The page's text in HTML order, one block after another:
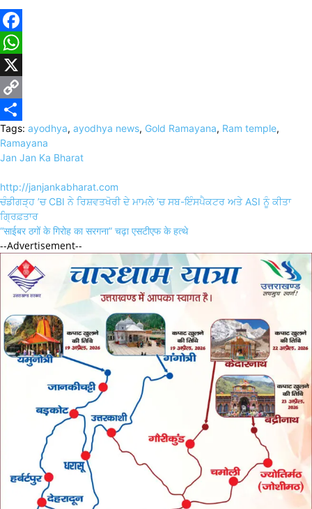
Facebook
WhatsApp
X
Copy
Link
Share
Tags: ayodhya, ayodhya news, Gold Ramayana, Ram temple,
Ramayana
Jan Jan Ka Bharat
http://janjankabharat.com
Post
navigation
ਚੰਡੀਗੜ੍ਹ ’ਚ CBI ਨੇ ਰਿਸ਼ਵਤਖੋਰੀ ਦੇ ਮਾਮਲੇ ’ਚ ਸਬ-ਇੰਸਪੈਕਟਰ ਅਤੇ ASI ਨੂੰ ਕੀਤਾ
ਗ੍ਰਿਫ਼ਤਾਰ
“साईबर ठगों के गिरोह का सरगना” चढ़ा एसटीएफ के हत्थे
--Advertisement--